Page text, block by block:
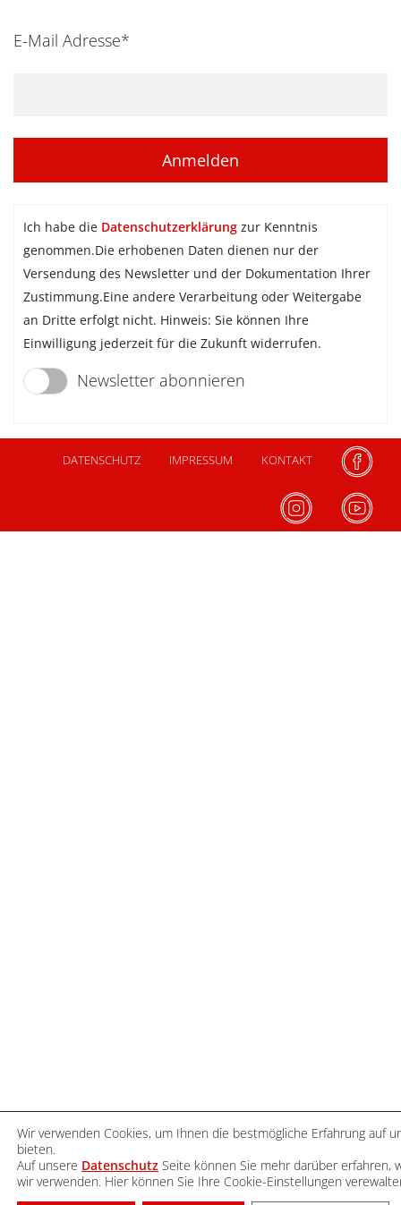
E-Mail Adresse*
Ich habe die Datenschutzerklärung zur Kenntnis
genommen.Die erhobenen Daten dienen nur der
Versendung des Newsletter und der Dokumentation Ihrer
Zustimmung.Eine andere Verarbeitung oder Weitergabe
an Dritte erfolgt nicht. Hinweis: Sie können Ihre
Einwilligung jederzeit für die Zukunft widerrufen.
Newsletter abonnieren
DATENSCHUTZ IMPRESSUM KONTAKT
Wir verwenden Cookies, um Ihnen die bestmögliche Erfahrung auf
bieten.
Auf unsere Datenschutz Seite können Sie mehr darüber erfahren,
wir verwenden. Hier können Sie Ihre Cookie-Einstellungen